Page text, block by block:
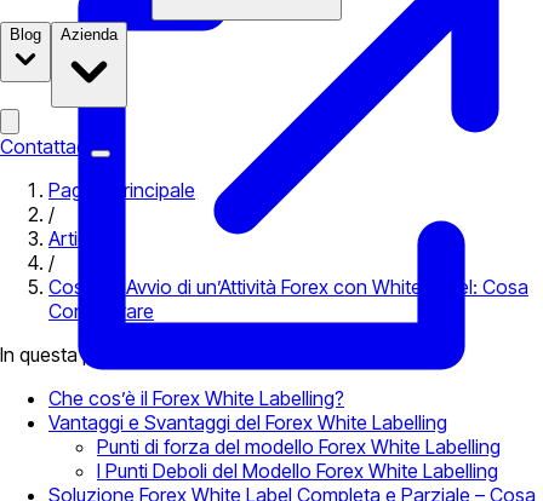
Blog Azienda
Contattaci
Pagina principale
/
Articoli
/
Costo di Avvio di un’Attività Forex con White Label: Cosa
Considerare
In questa pagina
Che cos’è il Forex White Labelling?
Vantaggi e Svantaggi del Forex White Labelling
Punti di forza del modello Forex White Labelling
I Punti Deboli del Modello Forex White Labelling
Soluzione Forex White Label Completa e Parziale – Cosa